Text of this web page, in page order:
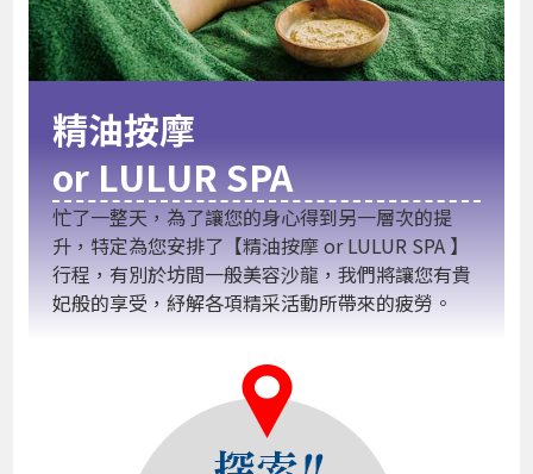
精油按摩
or LULUR SPA
忙了一整天，為了讓您的身心得到另一層次的提
升，特定為您安排了【精油按摩 or LULUR SPA 】
行程，有別於坊間一般美容沙龍，我們將讓您有貴
妃般的享受，紓解各項精采活動所帶來的疲勞。